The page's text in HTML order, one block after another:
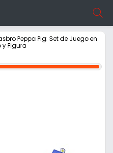
Peppa Pig: Set de Juego en
Figura